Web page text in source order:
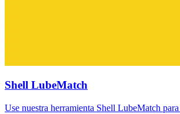
Shell LubeMatch
Use nuestra herramienta Shell LubeMatch